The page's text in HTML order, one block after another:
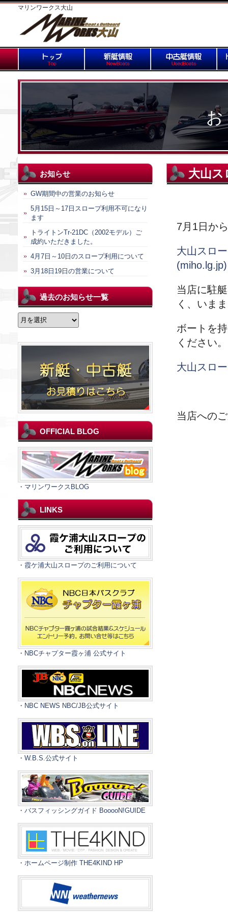
マリンワークス大山
大山ス
7月1日か
大山スロ
(miho.lg.jp)
当店に駐
く、いま
ボートを
ください。
大山スロ
当店への
お知らせ
GW期間中の営業のお知らせ
5月15日～17日スロープ利用不可になり
ます
トライトンTr-21DC（2002モデル）ご
成約いただきました。
4月7日～10日のスロープ利用について
3月18日19日の営業について
過去のお知らせ一覧
過
去
お
一
覧
OFFICIAL BLOG
・マリンワークスBLOG
LINKS
・霞ケ浦大山スロープのご利用について
・NBCチャプター霞ヶ浦 公式サイト
・NBC NEWS NBC/JB公式サイト
・W.B.S.公式サイト
・バスフィッシングガイド BooooN!GUIDE
・ホームページ制作 THE4KIND HP